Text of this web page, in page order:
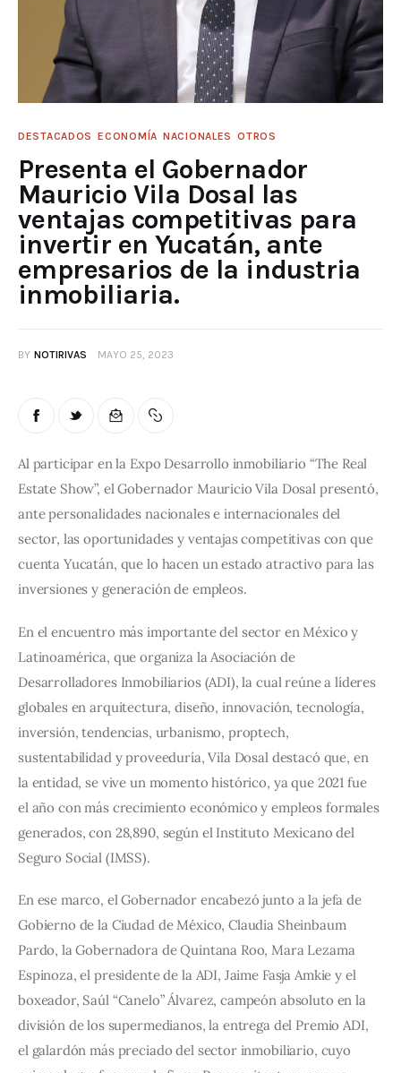
DESTACADOS ECONOMÍA NACIONALES OTROS
Presenta el Gobernador
Mauricio Vila Dosal las
ventajas competitivas para
invertir en Yucatán, ante
empresarios de la industria
inmobiliaria.
BY NOTIRIVAS MAYO 25, 2023
Al participar en la Expo Desarrollo inmobiliario “The Real
Estate Show”, el Gobernador Mauricio Vila Dosal presentó,
ante personalidades nacionales e internacionales del
sector, las oportunidades y ventajas competitivas con que
cuenta Yucatán, que lo hacen un estado atractivo para las
inversiones y generación de empleos.
En el encuentro más importante del sector en México y
Latinoamérica, que organiza la Asociación de
Desarrolladores Inmobiliarios (ADI), la cual reúne a líderes
globales en arquitectura, diseño, innovación, tecnología,
inversión, tendencias, urbanismo, proptech,
sustentabilidad y proveeduría, Vila Dosal destacó que, en
la entidad, se vive un momento histórico, ya que 2021 fue
el año con más crecimiento económico y empleos formales
generados, con 28,890, según el Instituto Mexicano del
Seguro Social (IMSS).
En ese marco, el Gobernador encabezó junto a la jefa de
Gobierno de la Ciudad de México, Claudia Sheinbaum
Pardo, la Gobernadora de Quintana Roo, Mara Lezama
Espinoza, el presidente de la ADI, Jaime Fasja Amkie y el
boxeador, Saúl “Canelo” Álvarez, campeón absoluto en la
división de los supermedianos, la entrega del Premio ADI,
el galardón más preciado del sector inmobiliario, cuyo